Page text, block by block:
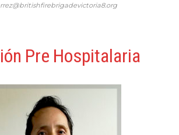
Pre Hospitalaria